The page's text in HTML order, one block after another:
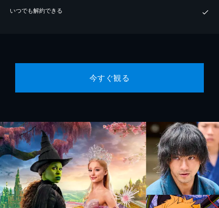
いつでも解約できる
今すぐ観る